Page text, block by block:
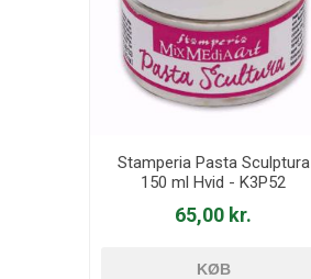
Stamperia Pasta Sculptura
150 ml Hvid - K3P52
65,00 kr.
KØB